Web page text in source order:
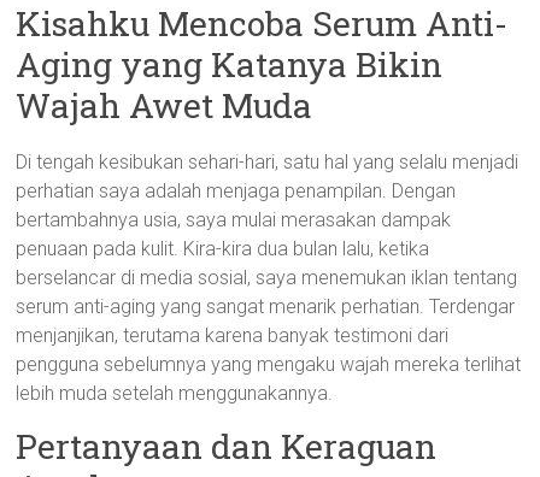
Kisahku Mencoba Serum Anti-
Aging yang Katanya Bikin
Wajah Awet Muda
Di tengah kesibukan sehari-hari, satu hal yang selalu menjadi
perhatian saya adalah menjaga penampilan. Dengan
bertambahnya usia, saya mulai merasakan dampak
penuaan pada kulit. Kira-kira dua bulan lalu, ketika
berselancar di media sosial, saya menemukan iklan tentang
serum anti-aging yang sangat menarik perhatian. Terdengar
menjanjikan, terutama karena banyak testimoni dari
pengguna sebelumnya yang mengaku wajah mereka terlihat
lebih muda setelah menggunakannya.
Pertanyaan dan Keraguan